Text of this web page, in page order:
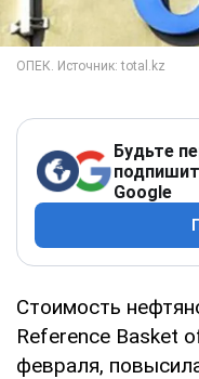
Будьте
Google
Стоимость
Reference Basket
февраля,